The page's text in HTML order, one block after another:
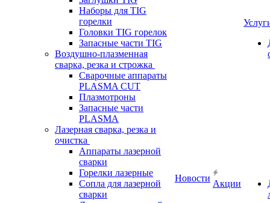
Наборы для TIG
горелки
Головки TIG горелок
Запасные части TIG
Воздушно-плазменная
сварка, резка и строжка
Сварочные аппараты
PLASMA CUT
Плазмотроны
Запасные части
PLASMA
Лазерная сварка, резка и
очистка
Аппараты лазерной
сварки
Горелки лазерные
Сопла для лазерной
сварки
Новости
Акции